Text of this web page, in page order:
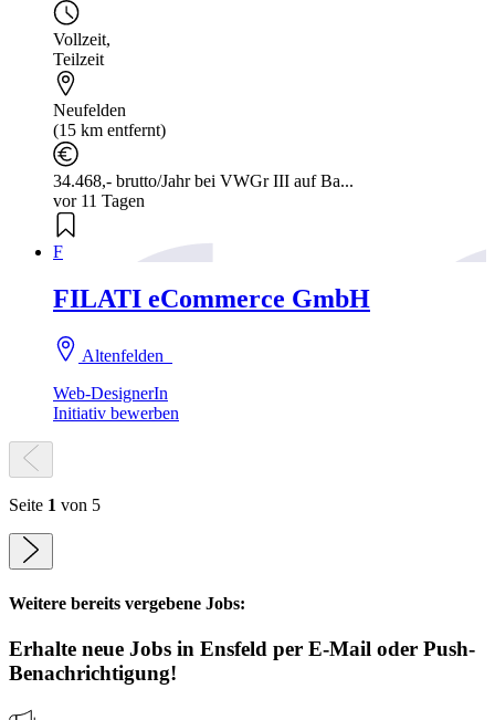
Vollzeit,
Teilzeit
Neufelden
(15 km entfernt)
34.468,- brutto/Jahr bei VWGr III auf Ba...
vor 11 Tagen
F
FILATI eCommerce GmbH
Altenfelden
Web-DesignerIn
Initiativ bewerben
Seite 1 von 5
Weitere bereits vergebene Jobs:
Erhalte neue Jobs in Ensfeld per E-Mail oder Push-
Benachrichtigung!